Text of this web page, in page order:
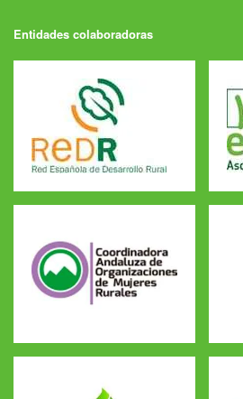
Entidades colaboradoras